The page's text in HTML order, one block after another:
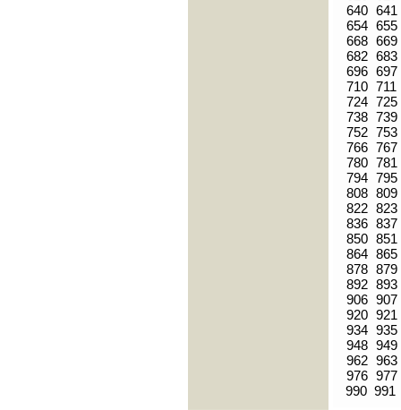
640 641
654 655
668 669
682 683
696 697
710 711
724 725
738 739
752 753
766 767
780 781
794 795
808 809
822 823
836 837
850 851
864 865
878 879
892 893
906 907
920 921
934 935
948 949
962 963
976 977
990 991